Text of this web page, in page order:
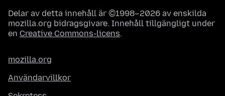
Delar av detta innehåll är ©1998–2026 av enskilda
mozilla.org bidragsgivare. Innehåll tillgängligt under
en Creative Commons-licens.
mozilla.org
Användarvillkor